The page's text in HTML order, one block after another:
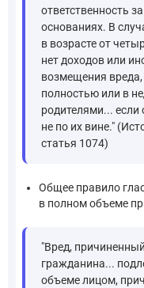
ответственность
основаниях. В
в возрасте от
нет доходов или
возмещения
полностью или в
родителями... если
не по их вине."
статья 1074)
Общее правило
в полном объеме
"Вред,
гражданина...
объеме лицом,